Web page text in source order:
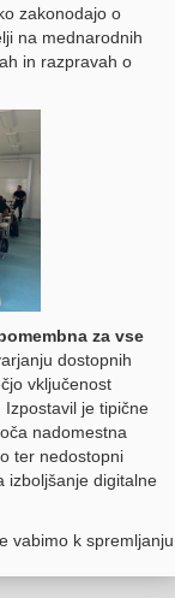
zakonodajo o
na mednarodnih
in razpravah o
za vse
dostopnih
vključenost
je tipične
nadomestna
ter nedostopni
izboljšanje digitalne
vabimo k spremljanju